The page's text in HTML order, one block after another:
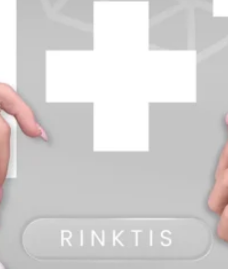
info@diamondline.lt
Prisijungti
Rewards“